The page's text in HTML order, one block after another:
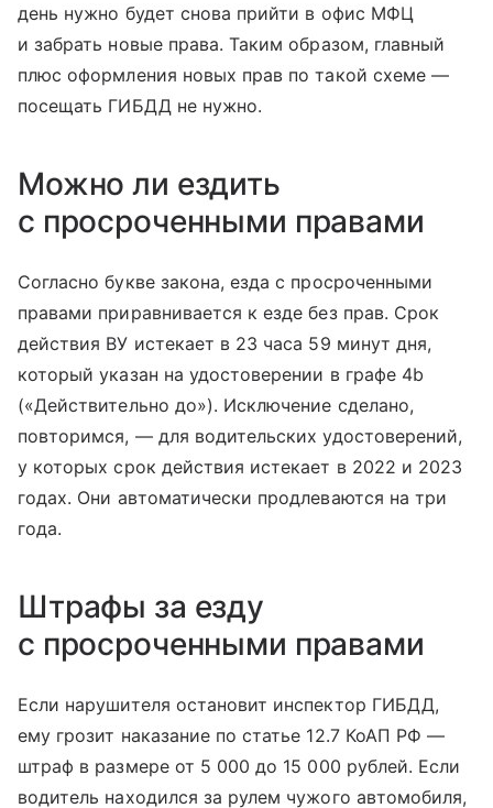
день нужно будет снова прийти в офис МФЦ
и забрать новые права. Таким образом, главный
плюс оформления новых прав по такой схеме —
посещать ГИБДД не нужно.
Можно ли ездить
с просроченными правами
Согласно букве закона, езда с просроченными
правами приравнивается к езде без прав. Срок
действия ВУ истекает в 23 часа 59 минут дня,
который указан на удостоверении в графе 4b
(«Действительно до»). Исключение сделано,
повторимся, — для водительских удостоверений,
у которых срок действия истекает в 2022 и 2023
годах. Они автоматически продлеваются на три
года.
Штрафы за езду
с просроченными правами
Если нарушителя остановит инспектор ГИБДД,
ему грозит наказание по статье 12.7 КоАП РФ —
штраф в размере от 5 000 до 15 000 рублей. Если
водитель находился за рулем чужого автомобиля,